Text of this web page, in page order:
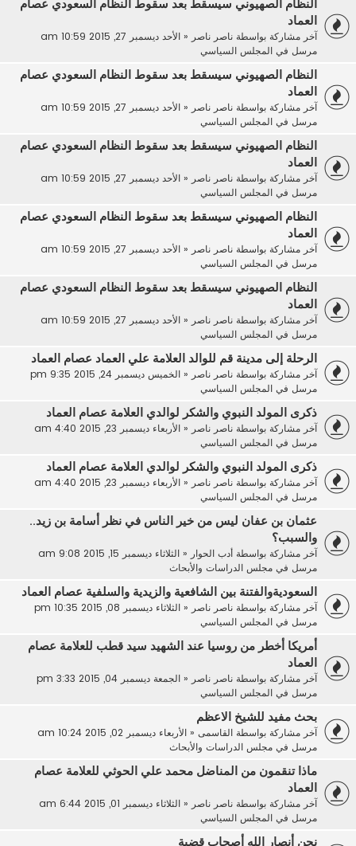
النظام الصهيوني سيسقط بعد سقوط النظام السعودي عصام
العماد
آخر مشاركة بواسطة ناصر ناصر« الأحد ديسمبر 27, 2015 10:59 am
مرسل في المجلس السياسي
النظام الصهيوني سيسقط بعد سقوط النظام السعودي عصام
العماد
آخر مشاركة بواسطة ناصر ناصر« الأحد ديسمبر 27, 2015 10:59 am
مرسل في المجلس السياسي
النظام الصهيوني سيسقط بعد سقوط النظام السعودي عصام
العماد
آخر مشاركة بواسطة ناصر ناصر« الأحد ديسمبر 27, 2015 10:59 am
مرسل في المجلس السياسي
النظام الصهيوني سيسقط بعد سقوط النظام السعودي عصام
العماد
آخر مشاركة بواسطة ناصر ناصر« الأحد ديسمبر 27, 2015 10:59 am
مرسل في المجلس السياسي
النظام الصهيوني سيسقط بعد سقوط النظام السعودي عصام
العماد
آخر مشاركة بواسطة ناصر ناصر« الأحد ديسمبر 27, 2015 10:59 am
مرسل في المجلس السياسي
الرحلة إلى مدينة قم للوالد العلامة علي العماد عصام العماد
آخر مشاركة بواسطة ناصر ناصر« الخميس ديسمبر 24, 2015 9:35 pm
مرسل في المجلس السياسي
ذكرى المولد النبوي والشكر لوالدي العلامة عصام العماد
آخر مشاركة بواسطة ناصر ناصر« الأربعاء ديسمبر 23, 2015 4:40 am
مرسل في المجلس السياسي
ذكرى المولد النبوي والشكر لوالدي العلامة عصام العماد
آخر مشاركة بواسطة ناصر ناصر« الأربعاء ديسمبر 23, 2015 4:40 am
مرسل في المجلس السياسي
عثمان بن عفان ليس من خير الناس في نظر أسامة بن زيد..
والسبب؟
آخر مشاركة بواسطة أدب الحوار« الثلاثاء ديسمبر 15, 2015 9:08 am
مرسل في مجلس الدراسات والأبحاث
السعوديةوالفتنة بين الشافعية والزيدية والسلفية عصام العماد
آخر مشاركة بواسطة ناصر ناصر« الثلاثاء ديسمبر 08, 2015 10:35 pm
مرسل في المجلس السياسي
أمريكا أخطر من روسيا عند الشهيد سيد قطب للعلامة عصام
العماد
آخر مشاركة بواسطة ناصر ناصر« الجمعة ديسمبر 04, 2015 3:33 pm
مرسل في المجلس السياسي
بحث مفيد للشيخ الاعظم
آخر مشاركة بواسطة القاسمى« الأربعاء ديسمبر 02, 2015 10:24 am
مرسل في مجلس الدراسات والأبحاث
ماذا تنقمون من المناضل محمد علي الحوثي للعلامة عصام
العماد
آخر مشاركة بواسطة ناصر ناصر« الثلاثاء ديسمبر 01, 2015 6:44 am
مرسل في المجلس السياسي
نحن أنصار الله أصحاب قضية